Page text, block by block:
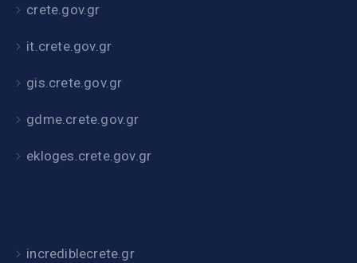
crete.gov.gr
it.crete.gov.gr
gis.crete.gov.gr
gdme.crete.gov.gr
ekloges.crete.gov.gr
incrediblecrete.gr